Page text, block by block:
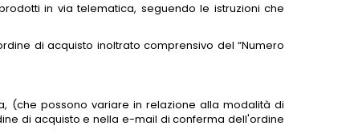
in via telematica, seguendo le istruzioni che
di acquisto inoltrato comprensivo del “Numero
(che possono variare in relazione alla modalità di
di acquisto e nella e-mail di conferma dell'ordine